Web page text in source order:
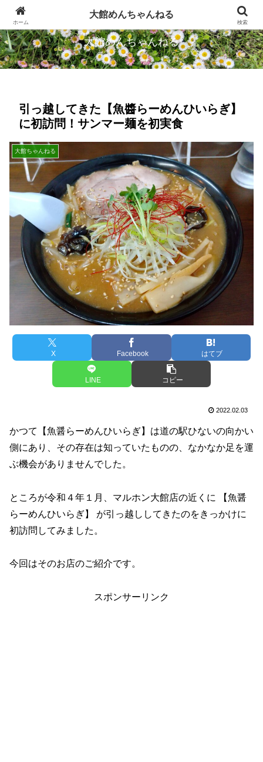
忠犬ハチ公のふるさとから発信します
大館めんちゃんねる
引っ越してきた【魚醬らーめんひいらぎ】
に初訪問！サンマー麺を初実食
大館ちゃんねる
X Facebook はてブ
LINE コピー
2022.02.03
かつて【魚醤らーめんひいらぎ】は道の駅ひないの向かい
側にあり、その存在は知っていたものの、なかなか足を運
ぶ機会がありませんでした。
ところが令和４年１月、マルホン大館店の近くに 【魚醤
らーめんひいらぎ】 が引っ越ししてきたのをきっかけに
初訪問してみました。
今回はそのお店のご紹介です。
スポンサーリンク
ホーム
大館めんちゃんねる
検索